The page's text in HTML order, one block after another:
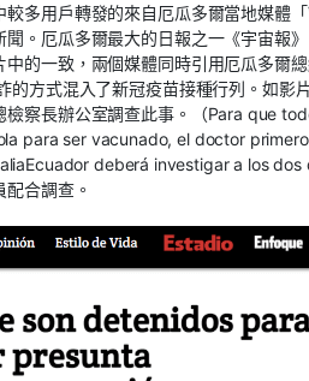
多用戶轉發的來自厄瓜多爾當地媒體
。厄瓜多爾最大的日報之一《宇宙報
的一致，兩個媒體同時引用厄瓜多爾
方式混入了新冠疫苗接種行列。如影
檢察長辦公室調查此事。（Para que
para ser vacunado, el doctor
deberá investigar a los
合調查。